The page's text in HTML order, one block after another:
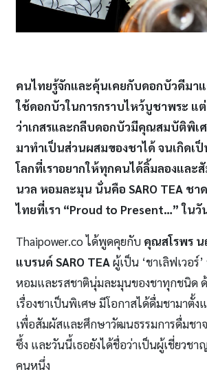
คนไทยรู้จักและคุ้นเคยกับดอกบัวดีมาแ
ใช้ดอกบัวในการกราบไหว้บูชาพระ แ
ว่าเกสรและกลีบดอกบัวมีคุณสมบัติพิเ
มาทำเป็นส่วนผสมของชาได้ จนเกิดเ
โลกที่เราอยากให้ทุกคนได้ลิ้มลองและ
นวล หอมละมุน นั่นคือ SARO TEA ชา
ไทยที่เรา “Proud to Present…” ในวั
Thaipower.co ได้พูดคุยกับ คุณสโรพร น
แบรนด์ SARO TEAผู้เป็น ‘ชาเลิฟเวอร์
หอมและรสชาตินุ่มละมุนของชาทุกชนิด
เรื่องชาเป็นพิเศษ มีโอกาสได้ดื่มชามาตั้ง
เพื่อสัมผัสและศึกษาวัฒนธรรมการดื่มชา
ซึ้ง และวันนี้เธอยังได้ชื่อว่าเป็นผู้เชี่ยวช
คนหนึ่ง